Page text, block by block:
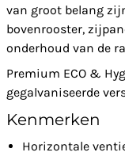
van groot belang
bovenrooster,
onderhoud van de
Premium ECO &
gegalvaniseerde
Kenmerken
Horizontale